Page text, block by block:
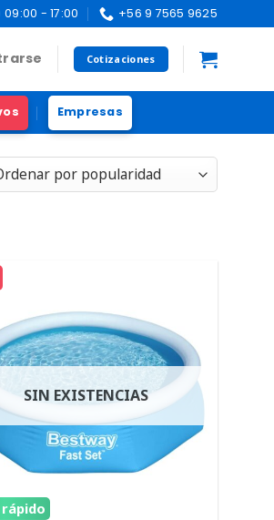
09:00 - 17:00 +56 9 7565 9625
Cotizaciones
Empresas
rápido
SIN EXISTENCIAS